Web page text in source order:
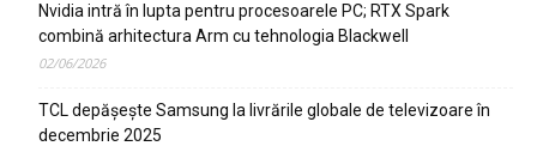
Nvidia intră în lupta pentru procesoarele PC; RTX Spark
combină arhitectura Arm cu tehnologia Blackwell
02/06/2026
TCL depășește Samsung la livrările globale de televizoare în
decembrie 2025